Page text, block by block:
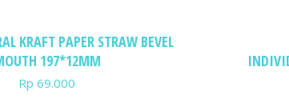
KRAFT PAPER STRAW BEVEL
197*12MM
Rp 69.000